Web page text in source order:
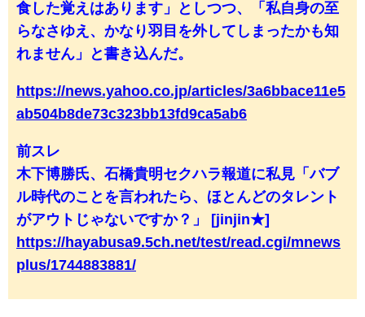
食した覚えはあります」としつつ、「私自身の至
らなさゆえ、かなり羽目を外してしまったかも知
れません」と書き込んだ。
https://news.yahoo.co.jp/articles/3a6bbace11e5
ab504b8de73c323bb13fd9ca5ab6
前スレ
木下博勝氏、石橋貴明セクハラ報道に私見「バブ
ル時代のことを言われたら、ほとんどのタレント
がアウトじゃないですか？」 [jinjin★]
https://hayabusa9.5ch.net/test/read.cgi/mnews
plus/1744883881/